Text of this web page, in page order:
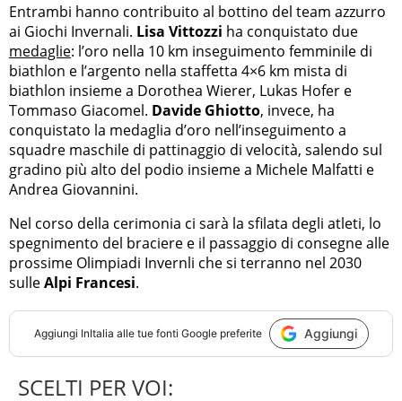
Entrambi hanno contribuito al bottino del team azzurro
ai Giochi Invernali. Lisa Vittozzi ha conquistato due
medaglie: l’oro nella 10 km inseguimento femminile di
biathlon e l’argento nella staffetta 4×6 km mista di
biathlon insieme a Dorothea Wierer, Lukas Hofer e
Tommaso Giacomel. Davide Ghiotto, invece, ha
conquistato la medaglia d’oro nell’inseguimento a
squadre maschile di pattinaggio di velocità, salendo sul
gradino più alto del podio insieme a Michele Malfatti e
Andrea Giovannini.
Nel corso della cerimonia ci sarà la sfilata degli atleti, lo
spegnimento del braciere e il passaggio di consegne alle
prossime Olimpiadi Invernli che si terranno nel 2030
sulleAlpi Francesi.
Aggiungi InItalia alle tue fonti Google preferite Aggiungi
SCELTI PER VOI: